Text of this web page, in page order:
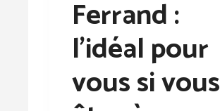
Ferrand :
l’idéal pour
vous si vous